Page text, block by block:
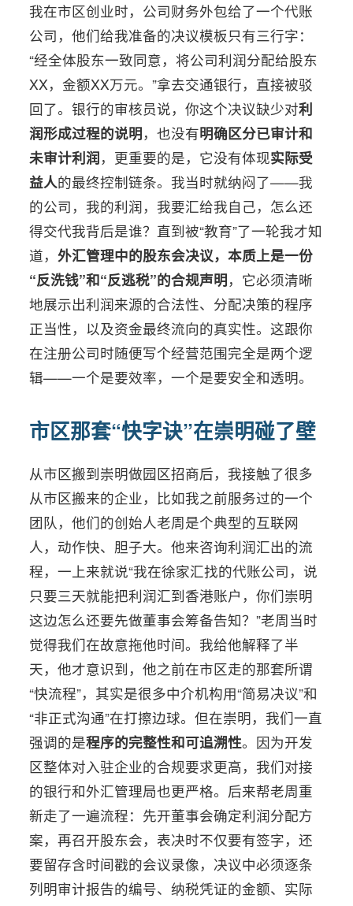
我在市区创业时，公司财务外包给了一个代账
公司，他们给我准备的决议模板只有三行字：
“经全体股东一致同意，将公司利润分配给股东
XX，金额XX万元。”拿去交通银行，直接被驳
回了。银行的审核员说，你这个决议缺少对利
润形成过程的说明，也没有明确区分已审计和
未审计利润，更重要的是，它没有体现实际受
益人的最终控制链条。我当时就纳闷了——我
的公司，我的利润，我要汇给我自己，怎么还
得交代我背后是谁？直到被“教育”了一轮我才知
道，外汇管理中的股东会决议，本质上是一份
“反洗钱”和“反逃税”的合规声明，它必须清晰
地展示出利润来源的合法性、分配决策的程序
正当性，以及资金最终流向的真实性。这跟你
在注册公司时随便写个经营范围完全是两个逻
辑——一个是要效率，一个是要安全和透明。
市区那套“快字诀”在崇明碰了壁
从市区搬到崇明做园区招商后，我接触了很多
从市区搬来的企业，比如我之前服务过的一个
团队，他们的创始人老周是个典型的互联网
人，动作快、胆子大。他来咨询利润汇出的流
程，一上来就说“我在徐家汇找的代账公司，说
只要三天就能把利润汇到香港账户，你们崇明
这边怎么还要先做董事会筹备告知？”老周当时
觉得我们在故意拖他时间。我给他解释了半
天，他才意识到，他之前在市区走的那套所谓
“快流程”，其实是很多中介机构用“简易决议”和
“非正式沟通”在打擦边球。但在崇明，我们一直
强调的是程序的完整性和可追溯性。因为开发
区整体对入驻企业的合规要求更高，我们对接
的银行和外汇管理局也更严格。后来帮老周重
新走了一遍流程：先开董事会确定利润分配方
案，再召开股东会，表决时不仅要有签字，还
要留存含时间戳的会议录像，决议中必须逐条
列明审计报告的编号、纳税凭证的金额、实际